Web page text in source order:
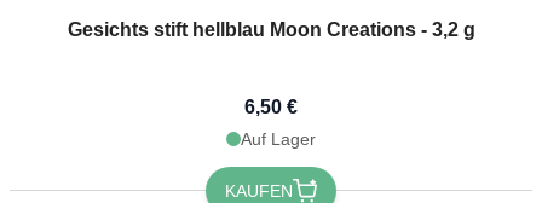
Gesichts stift hellblau Moon Creations - 3,2 g
6,50 €
Auf Lager
KAUFEN